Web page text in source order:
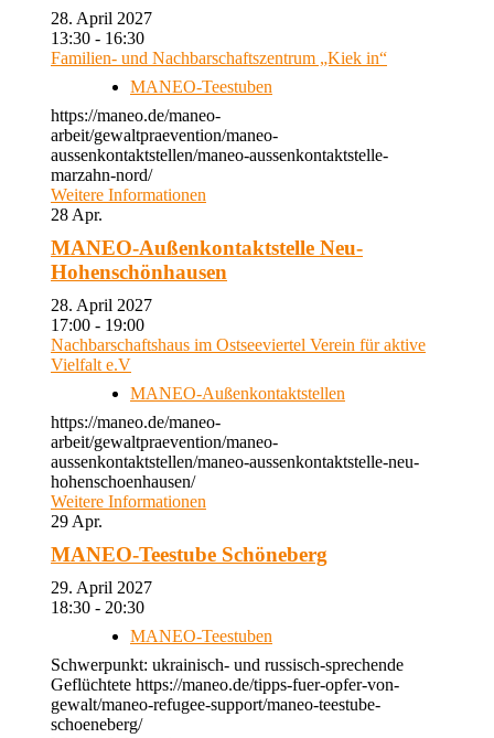
28. April 2027
13:30 - 16:30
Familien- und Nachbarschaftszentrum „Kiek in“
MANEO-Teestuben
https://maneo.de/maneo-
arbeit/gewaltpraevention/maneo-
aussenkontaktstellen/maneo-aussenkontaktstelle-
marzahn-nord/
Weitere Informationen
28 Apr.
MANEO-Außenkontaktstelle Neu-
Hohenschönhausen
28. April 2027
17:00 - 19:00
Nachbarschaftshaus im Ostseeviertel Verein für aktive
Vielfalt e.V
MANEO-Außenkontaktstellen
https://maneo.de/maneo-
arbeit/gewaltpraevention/maneo-
aussenkontaktstellen/maneo-aussenkontaktstelle-neu-
hohenschoenhausen/
Weitere Informationen
29 Apr.
MANEO-Teestube Schöneberg
29. April 2027
18:30 - 20:30
MANEO-Teestuben
Schwerpunkt: ukrainisch- und russisch-sprechende
Geflüchtete https://maneo.de/tipps-fuer-opfer-von-
gewalt/maneo-refugee-support/maneo-teestube-
schoeneberg/